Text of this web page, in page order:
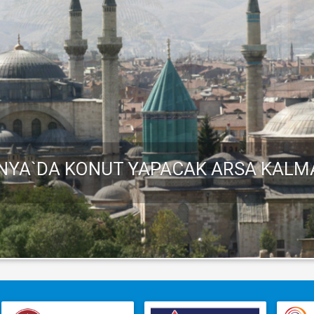
SATIŞ BEDELINI BELIRLEYEN